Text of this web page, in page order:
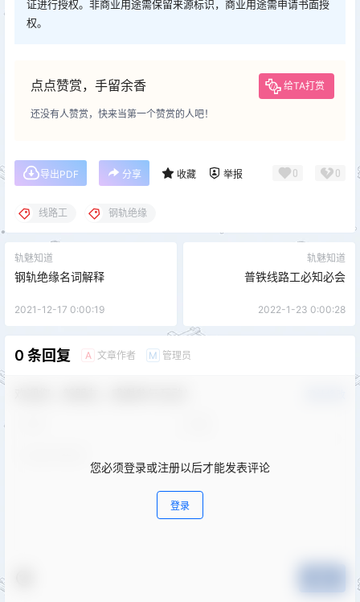
证进行授权。非商业用途需保留来源标识，商业用途需申请书面授
权。
点点赞赏，手留余香 给TA打赏
还没有人赞赏，快来当第一个赞赏的人吧！
导出PDF 分享 收藏 举报 0 0
线路工 钢轨绝缘
轨魅知道
钢轨绝缘名词解释
2021-12-17 0:00:19
轨魅知道
普铁线路工必知必会
2022-1-23 0:00:28
0 条回复 A 文章作者 M 管理员
您必须登录或注册以后才能发表评论
登录